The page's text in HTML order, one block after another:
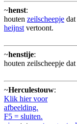
~henst:
houten zeilscheepje
heijnstvertoont.
~henstije:
houten zeilscheepje
~Herculestouw:
Klik hier voor
afbeelding.
F5 = sluiten.